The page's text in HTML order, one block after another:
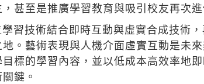
甚至是推廣學習教育與吸引校友再次
習技術結合即時互動與虛實合成技術
。藝術表現與人機介面虛實互動是未
標的學習內容，並以低成本高效率地
鍵。